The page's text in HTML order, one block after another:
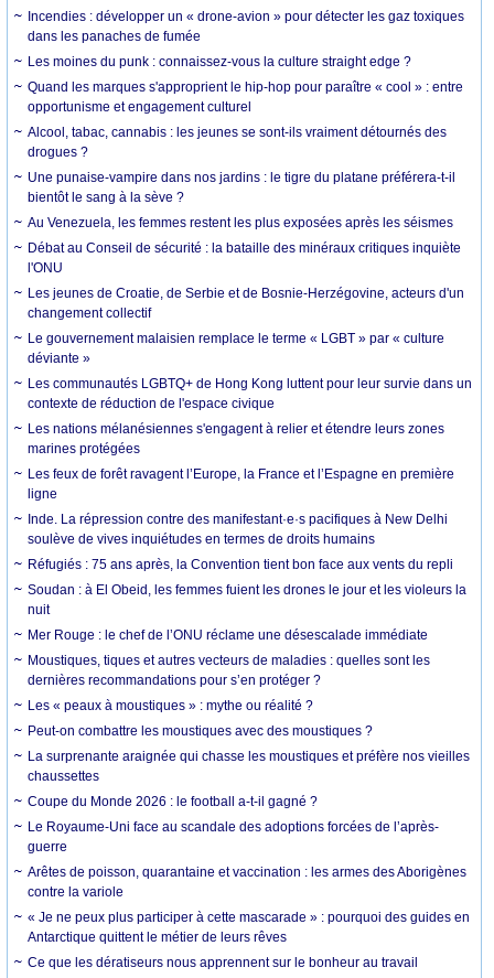
Incendies : développer un « drone-avion » pour détecter les gaz toxiques
dans les panaches de fumée
Les moines du punk : connaissez-vous la culture straight edge ?
Quand les marques s'approprient le hip-hop pour paraître « cool » : entre
opportunisme et engagement culturel
Alcool, tabac, cannabis : les jeunes se sont-ils vraiment détournés des
drogues ?
Une punaise-vampire dans nos jardins : le tigre du platane préférera-t-il
bientôt le sang à la sève ?
Au Venezuela, les femmes restent les plus exposées après les séismes
Débat au Conseil de sécurité : la bataille des minéraux critiques inquiète
l'ONU
Les jeunes de Croatie, de Serbie et de Bosnie-Herzégovine, acteurs d'un
changement collectif
Le gouvernement malaisien remplace le terme « LGBT » par « culture
déviante »
Les communautés LGBTQ+ de Hong Kong luttent pour leur survie dans un
contexte de réduction de l'espace civique
Les nations mélanésiennes s'engagent à relier et étendre leurs zones
marines protégées
Les feux de forêt ravagent l’Europe, la France et l’Espagne en première
ligne
Inde. La répression contre des manifestant·e·s pacifiques à New Delhi
soulève de vives inquiétudes en termes de droits humains
Réfugiés : 75 ans après, la Convention tient bon face aux vents du repli
Soudan : à El Obeid, les femmes fuient les drones le jour et les violeurs la
nuit
Mer Rouge : le chef de l’ONU réclame une désescalade immédiate
Moustiques, tiques et autres vecteurs de maladies : quelles sont les
dernières recommandations pour s’en protéger ?
Les « peaux à moustiques » : mythe ou réalité ?
Peut-on combattre les moustiques avec des moustiques ?
La surprenante araignée qui chasse les moustiques et préfère nos vieilles
chaussettes
Coupe du Monde 2026 : le football a-t-il gagné ?
Le Royaume-Uni face au scandale des adoptions forcées de l’après-
guerre
Arêtes de poisson, quarantaine et vaccination : les armes des Aborigènes
contre la variole
« Je ne peux plus participer à cette mascarade » : pourquoi des guides en
Antarctique quittent le métier de leurs rêves
Ce que les dératiseurs nous apprennent sur le bonheur au travail